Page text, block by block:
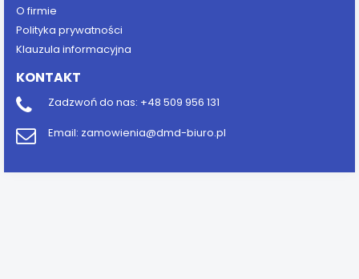
O firmie
Polityka prywatności
Klauzula informacyjna
KONTAKT
Zadzwoń do nas: +48 509 956 131
Email: zamowienia@dmd-biuro.pl